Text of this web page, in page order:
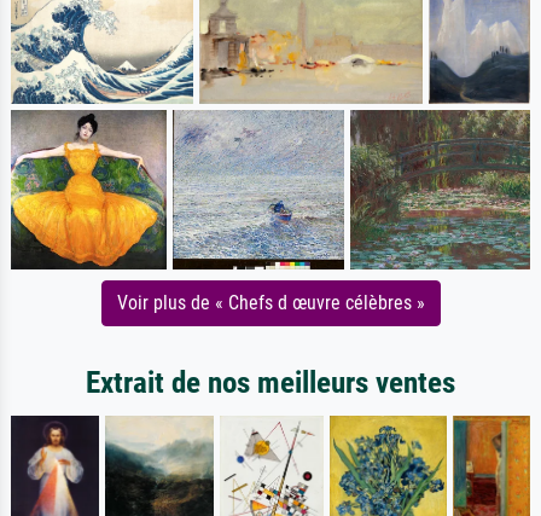
Voir plus de « Chefs d œuvre célèbres »
Extrait de nos meilleurs ventes